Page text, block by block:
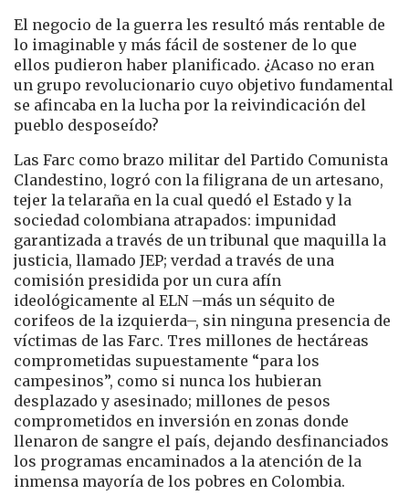
El negocio de la guerra les resultó más rentable de
lo imaginable y más fácil de sostener de lo que
ellos pudieron haber planificado. ¿Acaso no eran
un grupo revolucionario cuyo objetivo fundamental
se afincaba en la lucha por la reivindicación del
pueblo desposeído?
Las Farc como brazo militar del Partido Comunista
Clandestino, logró con la filigrana de un artesano,
tejer la telaraña en la cual quedó el Estado y la
sociedad colombiana atrapados: impunidad
garantizada a través de un tribunal que maquilla la
justicia, llamado JEP; verdad a través de una
comisión presidida por un cura afín
ideológicamente al ELN –más un séquito de
corifeos de la izquierda–, sin ninguna presencia de
víctimas de las Farc. Tres millones de hectáreas
comprometidas supuestamente “para los
campesinos”, como si nunca los hubieran
desplazado y asesinado; millones de pesos
comprometidos en inversión en zonas donde
llenaron de sangre el país, dejando desfinanciados
los programas encaminados a la atención de la
inmensa mayoría de los pobres en Colombia.